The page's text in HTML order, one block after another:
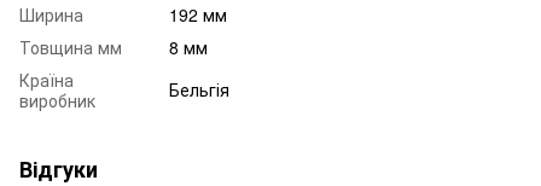
Ширина
192 мм
Товщина мм
8 мм
Країна
виробник
Бельгія
Відгуки